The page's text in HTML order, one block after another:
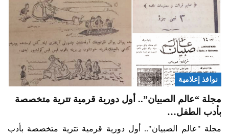
نوافذ إعلامية
مجلة “عالم الصبيان”.. أول دورية قرمية تترية متخصصة
بأدب الطفل…
مجلة "عالم الصبيان".. أول دورية قرمية تترية متخصصة بأدب